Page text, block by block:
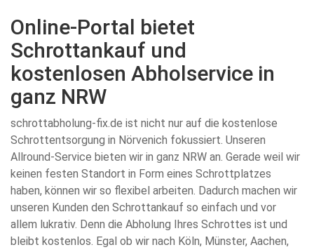
Online-Portal bietet
Schrottankauf und
kostenlosen Abholservice in
ganz NRW
schrottabholung-fix.de ist nicht nur auf die kostenlose
Schrottentsorgung in Nörvenich fokussiert. Unseren
Allround-Service bieten wir in ganz NRW an. Gerade weil wir
keinen festen Standort in Form eines Schrottplatzes
haben, können wir so flexibel arbeiten. Dadurch machen wir
unseren Kunden den Schrottankauf so einfach und vor
allem lukrativ. Denn die Abholung Ihres Schrottes ist und
bleibt kostenlos. Egal ob wir nach Köln, Münster, Aachen,